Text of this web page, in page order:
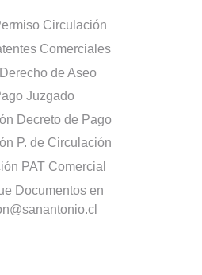
Circulación
Comerciales
de Aseo
Juzgado
Decreto de Pago
P. de Circulación
PAT Comercial
Documentos en